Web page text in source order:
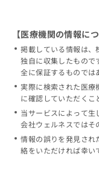
【医療機関の情報につ
掲載している情報は、
独自に収集したもので
全に保証するものでは
実際に検索された医療
に確認していただくこ
当サービスによって
会社ウェルネスではそ
情報の誤りを発見され
絡をいただければ幸い